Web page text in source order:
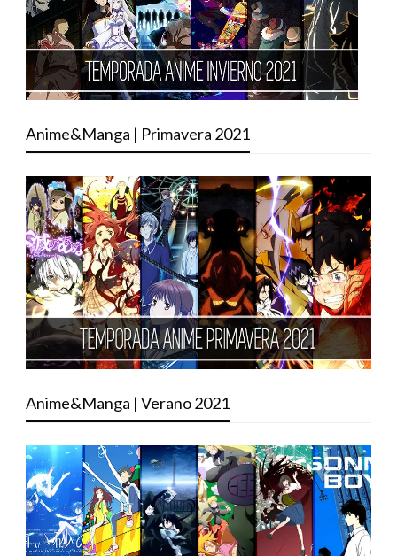
Anime&Manga | Primavera 2021
Anime&Manga | Verano 2021